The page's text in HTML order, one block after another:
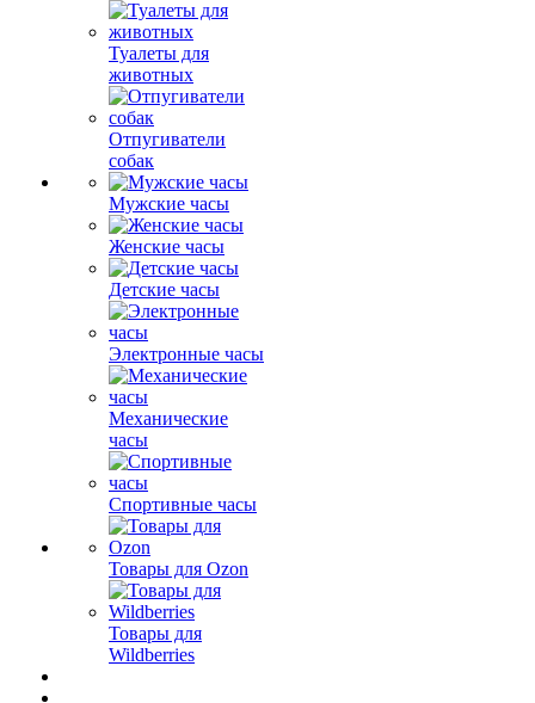
Туалеты для
животных
Отпугиватели
собак
Мужские часы
Женские часы
Детские часы
Электронные часы
Механические
часы
Спортивные часы
Товары для Ozon
Товары для
Wildberries